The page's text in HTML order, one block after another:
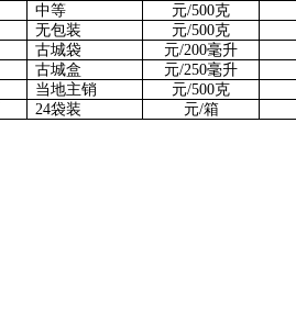
中等 元/500克
无包装 元/500克
古城袋 元/200毫升
古城盒 元/250毫升
当地主销 元/500克
24袋装 元/箱